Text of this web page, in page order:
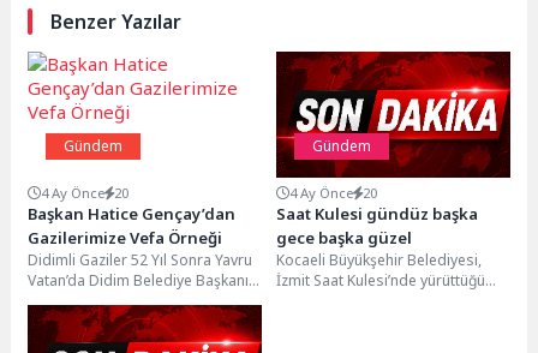
Benzer Yazılar
Gündem
4 Ay Önce 20
Başkan Hatice Gençay’dan
Gazilerimize Vefa Örneği
Didimli Gaziler 52 Yıl Sonra Yavru
Vatan’da Didim Belediye Başkanı
Hatice Gençay’ın gazilere verdiği
söz doğrultusunda,...
Gündem
4 Ay Önce 20
Saat Kulesi gündüz başka
gece başka güzel
Kocaeli Büyükşehir Belediyesi,
İzmit Saat Kulesi’nde yürüttüğü